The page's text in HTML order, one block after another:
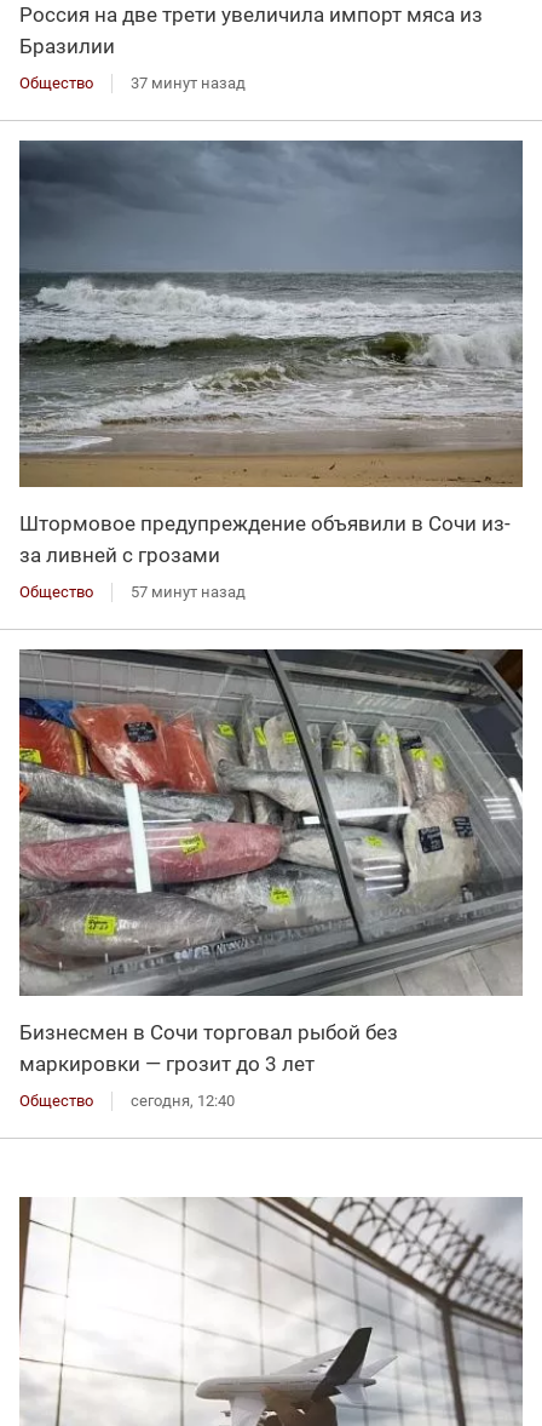
Россия на две трети увеличила импорт мяса из
Бразилии
Общество 37 минут назад
Штормовое предупреждение объявили в Сочи из-
за ливней с грозами
Общество 57 минут назад
Бизнесмен в Сочи торговал рыбой без
маркировки — грозит до 3 лет
Общество сегодня, 12:40